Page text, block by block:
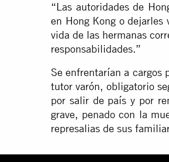
“Las autoridades de
en Hong Kong o dejarles
vida de las hermanas
responsabilidades.”
Se enfrentarían a cargos
tutor varón, obligatorio
por salir de país y por
grave, penado con la
represalias de sus